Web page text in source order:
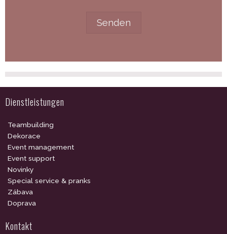
Dienstleistungen
Teambuilding
Dekorace
Event management
Event support
Novinky
Special service & pranks
Zábava
Doprava
Kontakt